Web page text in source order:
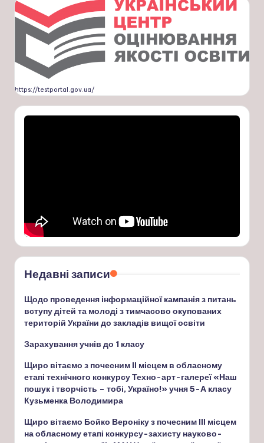
https://testportal.gov.ua/
Недавні записи
Щодо проведення інформаційної кампанія з питань
вступу дітей та молоді з тимчасово окупованих
територій України до закладів вищої освіти
Зарахування учнів до 1 класу
Щиро вітаємо з почесним ІІ місцем в обласному
етапі технічного конкурсу Техно-арт-галереї «Наш
пошук і творчість – тобі, Україно!» учня 5-А класу
Кузьменка Володимира
Щиро вітаємо Бойко Вероніку з почесним ІІІ місцем
на обласному етапі конкурсу-захисту науково-